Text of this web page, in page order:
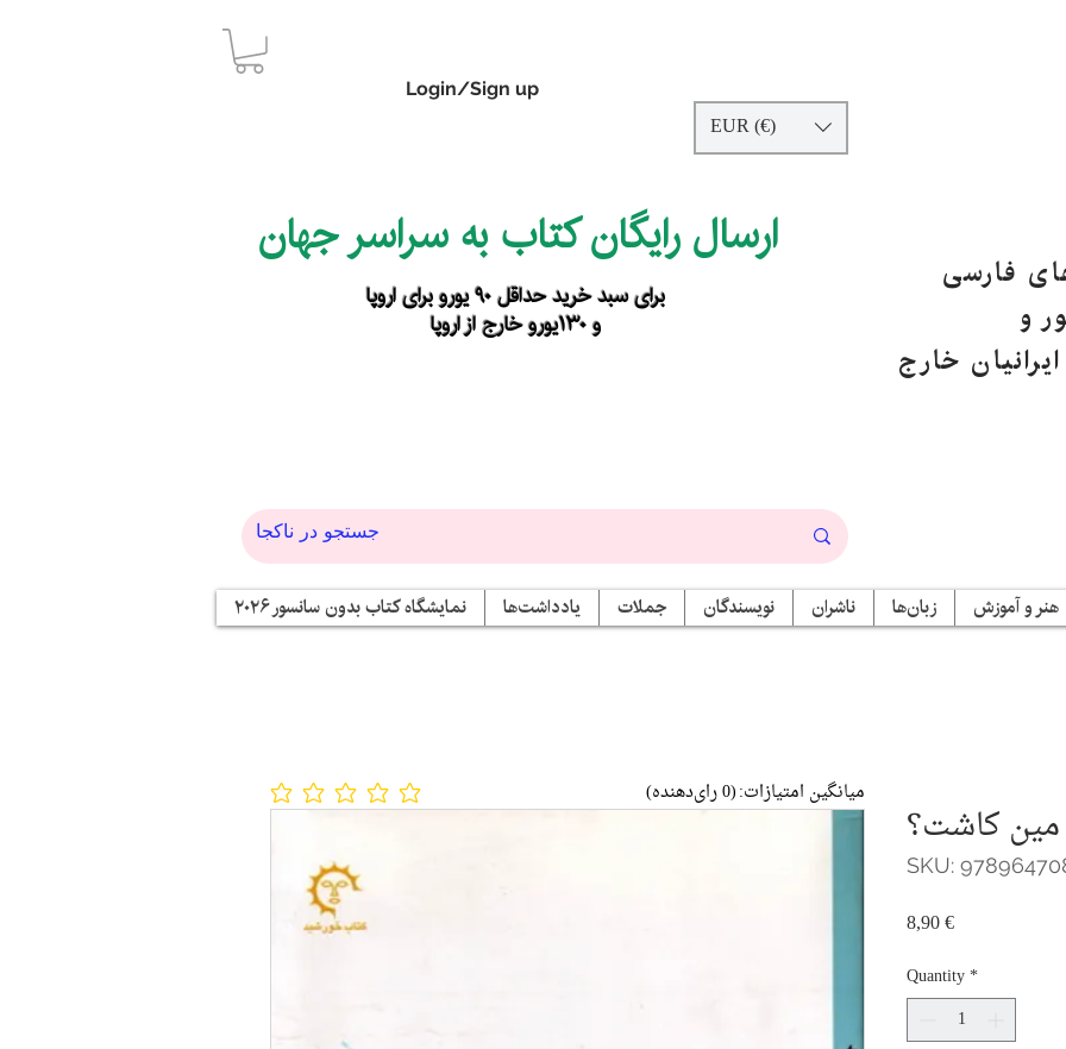
Login/Sign up
EUR (€)
ارسال رایگان کتاب به سراسر جهان
برای سبد خرید حداقل ۹۰ یورو برای اروپا
و ۱۳۰یورو خارج از اروپا
فارسی
و
خارج
هنر و آموزش زبان‌ها ناشران نویسندگان جملات یادداشت‌ها نمایشگاه کتاب بدون سانسور ۲۰۲۶
کاشت؟
SKU:
8,90 €Price
Quantity*
No ratings yet میانگین امتیازات:(0 رای‌دهنده)